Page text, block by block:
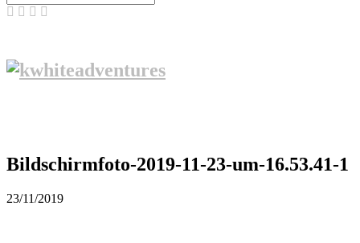
Bildschirmfoto-2019-11-23-um-16.53.41-1
23/11/2019